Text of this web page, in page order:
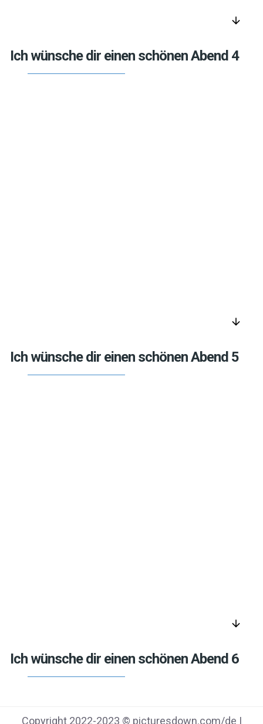
arrow_downward
Ich wünsche dir einen schönen Abend 4
arrow_downward
Ich wünsche dir einen schönen Abend 5
arrow_downward
Ich wünsche dir einen schönen Abend 6
Copyright 2022-2023 © picturesdown.com/de |